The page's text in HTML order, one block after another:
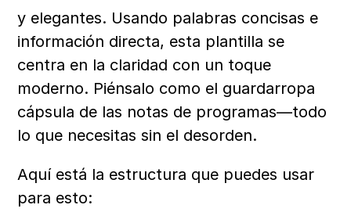
y elegantes. Usando palabras concisas e
información directa, esta plantilla se
centra en la claridad con un toque
moderno. Piénsalo como el guardarropa
cápsula de las notas de programas—todo
lo que necesitas sin el desorden.
Aquí está la estructura que puedes usar
para esto: